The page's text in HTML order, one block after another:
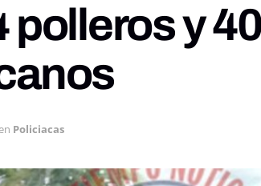
polleros y
Policiacas